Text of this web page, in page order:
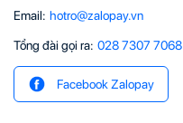
Email: hotro@zalopay.vn
Tổng đài gọi ra: 028 7307 7068
Facebook Zalopay